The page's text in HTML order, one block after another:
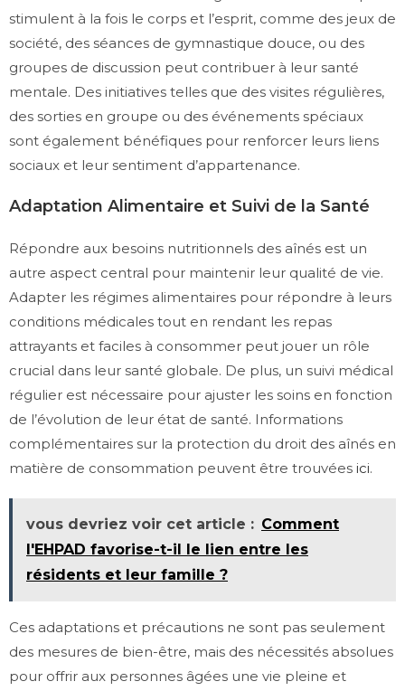
stimulent à la fois le corps et l’esprit, comme des jeux de
société, des séances de gymnastique douce, ou des
groupes de discussion peut contribuer à leur santé
mentale. Des initiatives telles que des visites régulières,
des sorties en groupe ou des événements spéciaux
sont également bénéfiques pour renforcer leurs liens
sociaux et leur sentiment d’appartenance.
Adaptation Alimentaire et Suivi de la Santé
Répondre aux besoins nutritionnels des aînés est un
autre aspect central pour maintenir leur qualité de vie.
Adapter les régimes alimentaires pour répondre à leurs
conditions médicales tout en rendant les repas
attrayants et faciles à consommer peut jouer un rôle
crucial dans leur santé globale. De plus, un suivi médical
régulier est nécessaire pour ajuster les soins en fonction
de l’évolution de leur état de santé. Informations
complémentaires sur la protection du droit des aînés en
matière de consommation peuvent être trouvées ici.
vous devriez voir cet article : Comment
l'EHPAD favorise-t-il le lien entre les
résidents et leur famille ?
Ces adaptations et précautions ne sont pas seulement
des mesures de bien-être, mais des nécessités absolues
pour offrir aux personnes âgées une vie pleine et